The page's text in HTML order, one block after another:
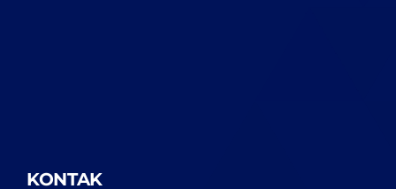
KONTAK